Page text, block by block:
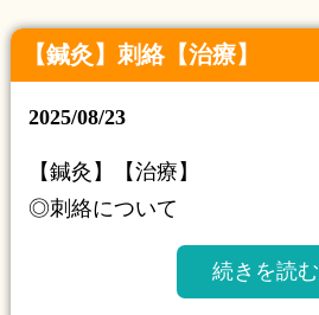
【鍼灸】刺絡【治療】
2025/08/23
【鍼灸】【治療】
◎刺絡について
続きを読む